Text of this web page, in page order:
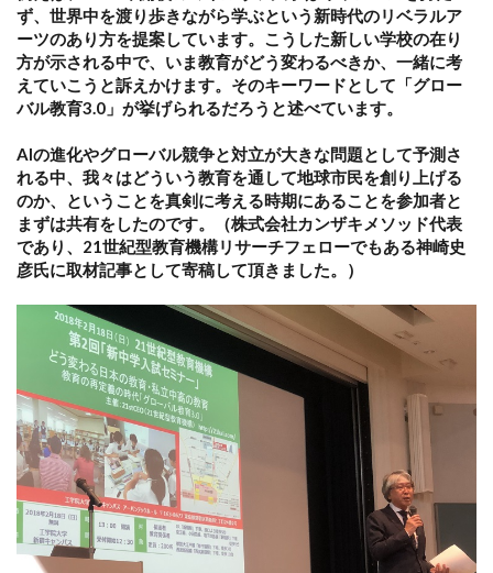
ず、世界中を渡り歩きながら学ぶという新時代のリベラルア
ーツのあり方を提案しています。こうした新しい学校の在り
方が示される中で、いま教育がどう変わるべきか、一緒に考
えていこうと訴えかけます。そのキーワードとして「グロー
バル教育3.0」が挙げられるだろうと述べています。
AIの進化やグローバル競争と対立が大きな問題として予測さ
れる中、我々はどういう教育を通して地球市民を創り上げる
のか、ということを真剣に考える時期にあることを参加者と
まずは共有をしたのです。（株式会社カンザキメソッド代表
であり、21世紀型教育機構リサーチフェローでもある神崎史
彦氏に取材記事として寄稿して頂きました。）